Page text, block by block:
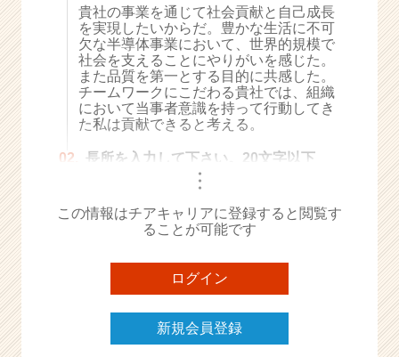
が
届
く
就
活
サ
イ
チ
ャ
リ
r
貴社の事業を通じて社会貢献と自己成長
を実現したいからだ。豊かな生活に不可
欠な半導体事業において、世界的規模で
社会を支えることにやりがいを感じた。
また品質を第一とする目的に共感した。
チームワークにこだわる貴社では、組織
において当事者意識を持って行動してき
た私は貢献できると考える。
02.
長所を入力して下さい。20文字以下
・・・
この情報はチアキャリアに登録すると閲覧す
ることが可能です
ログイン
新規会員登録